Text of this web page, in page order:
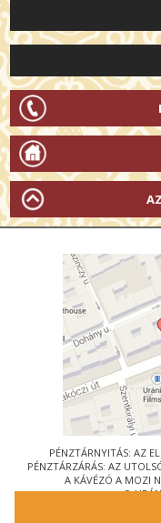
PÉNZTÁRNYITÁS: AZ
PÉNZTÁRZÁRÁS: AZ
A KÁVÉZÓ A MOZI
©